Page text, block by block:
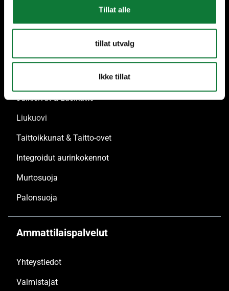
Tillat alle
tillat utvalg
Ikke tillat
Ratkaisumme
Ovet & Lasirakenne
Julkisivut & Lasikatto
Liukuovi
Taittoikkunat & Taitto-ovet
Integroidut aurinkokennot
Murtosuoja
Palonsuoja
Ammattilaispalvelut
Yhteystiedot
Valmistajat